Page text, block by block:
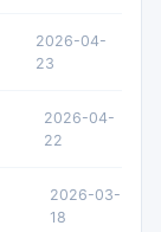
2026-04-
23
2026-04-
22
2026-03-
18